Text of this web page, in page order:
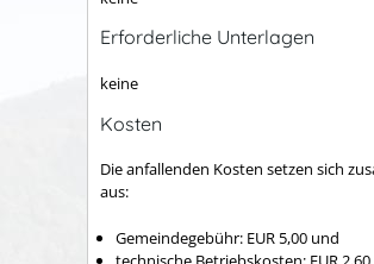
Erforderliche Unterlagen
keine
Kosten
Die anfallenden Kosten setzen sich
aus:
Gemeindegebühr: EUR 5,00 und